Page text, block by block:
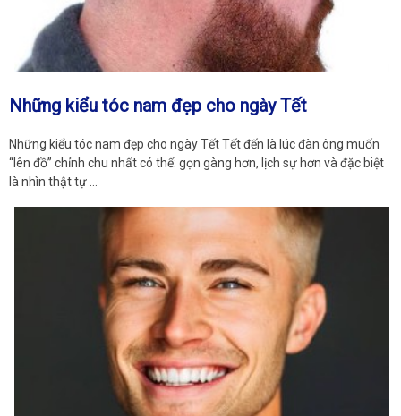
Những kiểu tóc nam đẹp cho ngày Tết
Những kiểu tóc nam đẹp cho ngày Tết Tết đến là lúc đàn ông muốn
“lên đồ” chỉnh chu nhất có thể: gọn gàng hơn, lịch sự hơn và đặc biệt
là nhìn thật tự …